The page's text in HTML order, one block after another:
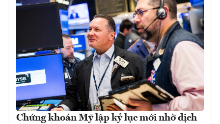
Chứng khoán Mỹ lập kỷ lục mới nhờ dịch